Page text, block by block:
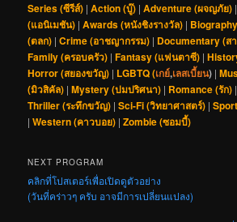
Series (ซีรีส์) |Action (บู๊) |Adventure (ผจญภัย)
(แอนิเมชัน) |Awards (หนังชิงรางวัล) |
(ตลก) |Crime (อาชญากรรม) | Documentary (ส
Family (ครอบครัว) |Fantasy (แฟนตาซี) |
Horror (สยองขวัญ) | LGBTQ (เกย์,เลสเบี้ยน) |
(มิวสิคัล) |Mystery (ปมปริศนา) | Romance (รัก)
Thriller (ระทึกขวัญ) |Sci-Fi (วิทยาศาสตร์) |
|Western (คาวบอย) |Zombie (ซอมบี้)
NEXT PROGRAM
คลิกที่โปสเตอร์เพื่อเปิดดูตัวอย่าง
(วันที่คร่าวๆ ครับ อาจมีการเปลี่ยนแปลง)